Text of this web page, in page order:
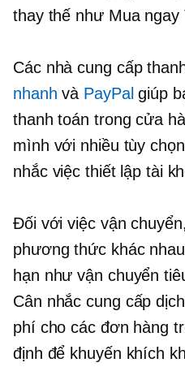
thay thế như Mua ngay
Các nhà cung cấp
nhanh và PayPal giúp
thanh toán trong cửa
mình với nhiều tùy
nhắc việc thiết lập tài
Đối với việc vận
phương thức khác
hạn như vận chuyển
Cân nhắc cung cấp
phí cho các đơn hàng
định để khuyến khích